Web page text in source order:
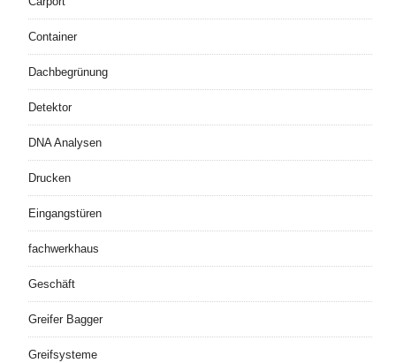
Container
Dachbegrünung
Detektor
DNA Analysen
Drucken
Eingangstüren
fachwerkhaus
Geschäft
Greifer Bagger
Greifsysteme